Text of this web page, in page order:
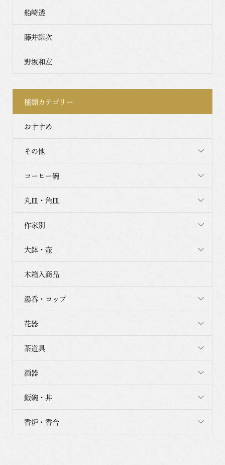
船崎透
藤井謙次
野坂和左
種類カテゴリー
おすすめ
その他
コーヒー碗
丸皿・角皿
作家別
大鉢・壺
木箱入商品
湯呑・コップ
花器
茶道具
酒器
飯碗・丼
香炉・香合